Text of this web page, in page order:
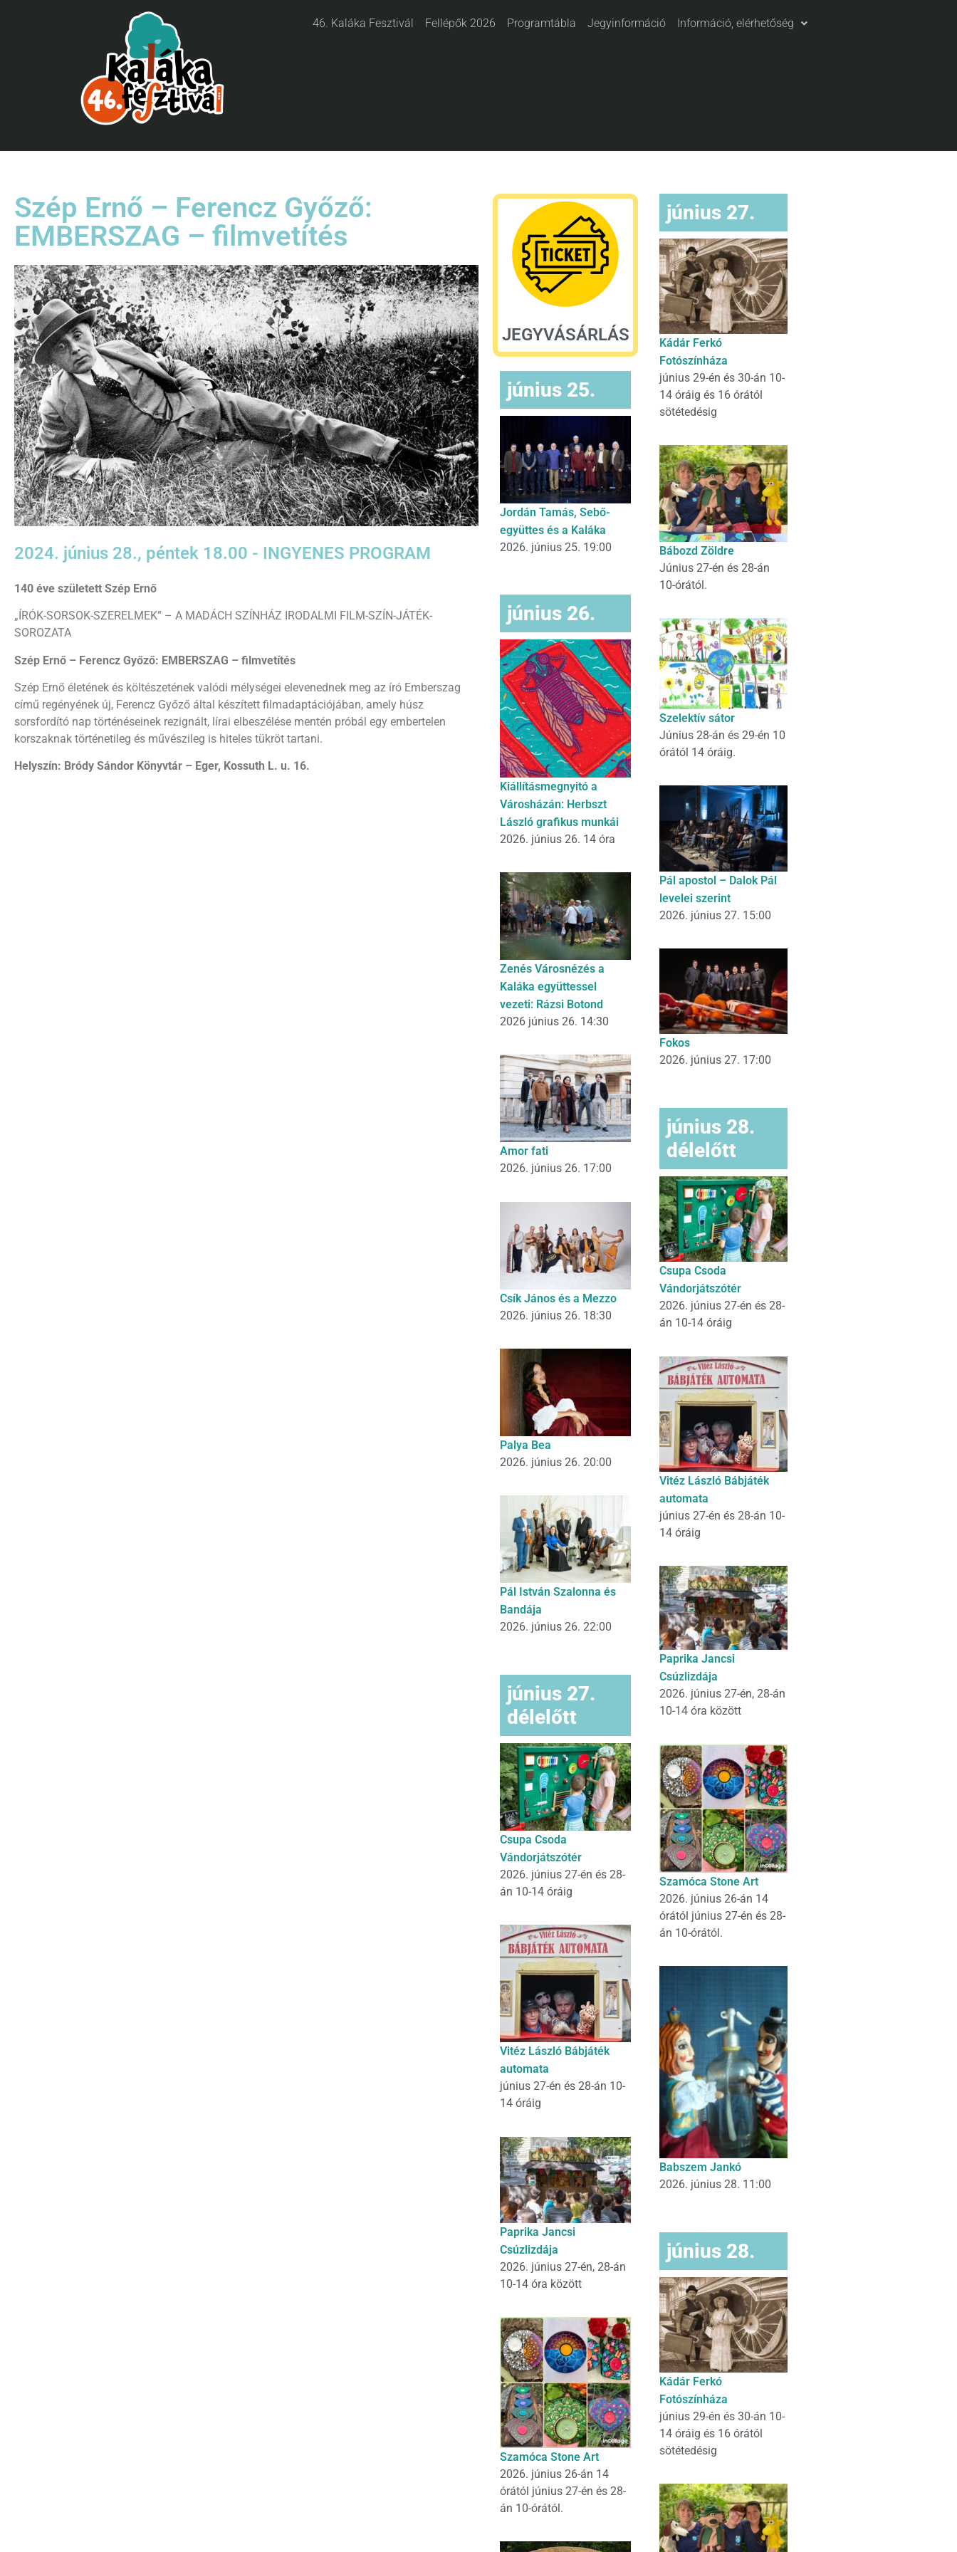
46. Kaláka Fesztivál Fellépők 2026 Programtábla Jegyinformáció Információ, elérhetőség
Szép Ernő – Ferencz Győző:
EMBERSZAG – filmvetítés
2024. június 28., péntek 18.00 - INGYENES PROGRAM
140 éve született Szép Ernő
„ÍRÓK-SORSOK-SZERELMEK” – A MADÁCH SZÍNHÁZ IRODALMI FILM-SZÍN-JÁTÉK-
SOROZATA
Szép Ernő – Ferencz Győző: EMBERSZAG – filmvetítés
Szép Ernő életének és költészetének valódi mélységei elevenednek meg az író Emberszag
című regényének új, Ferencz Győző által készített filmadaptációjában, amely húsz
sorsfordító nap történéseinek rezignált, lírai elbeszélése mentén próbál egy embertelen
korszaknak történetileg és művészileg is hiteles tükröt tartani.
Helyszín: Bródy Sándor Könyvtár – Eger, Kossuth L. u. 16.
JEGYVÁSÁRLÁS
június 25.
Jordán Tamás, Sebő-
együttes és a Kaláka
2026. június 25. 19:00
június 26.
Kiállításmegnyitó a
Városházán: Herbszt
László grafikus munkái
2026. június 26. 14 óra
Zenés Városnézés a
Kaláka együttessel
vezeti: Rázsi Botond
2026 június 26. 14:30
Amor fati
2026. június 26. 17:00
Csík János és a Mezzo
2026. június 26. 18:30
Palya Bea
2026. június 26. 20:00
Pál István Szalonna és
Bandája
2026. június 26. 22:00
június 27.
délelőtt
Csupa Csoda
Vándorjátszótér
2026. június 27-én és 28-
án 10-14 óráig
Vitéz László Bábjáték
automata
június 27-én és 28-án 10-
14 óráig
Paprika Jancsi
Csúzlizdája
2026. június 27-én, 28-án
10-14 óra között
Szamóca Stone Art
2026. június 26-án 14
órától június 27-én és 28-
án 10-órától.
június 27.
Kádár Ferkó
Fotószínháza
június 29-én és 30-án 10-
14 óráig és 16 órától
sötétedésig
Bábozd Zöldre
Június 27-én és 28-án
10-órától.
Szelektív sátor
Június 28-án és 29-én 10
órától 14 óráig.
Pál apostol – Dalok Pál
levelei szerint
2026. június 27. 15:00
Fokos
2026. június 27. 17:00
június 28.
délelőtt
Csupa Csoda
Vándorjátszótér
2026. június 27-én és 28-
án 10-14 óráig
Vitéz László Bábjáték
automata
június 27-én és 28-án 10-
14 óráig
Paprika Jancsi
Csúzlizdája
2026. június 27-én, 28-án
10-14 óra között
Szamóca Stone Art
2026. június 26-án 14
órától június 27-én és 28-
án 10-órától.
Babszem Jankó
2026. június 28. 11:00
június 28.
Kádár Ferkó
Fotószínháza
június 29-én és 30-án 10-
14 óráig és 16 órától
sötétedésig